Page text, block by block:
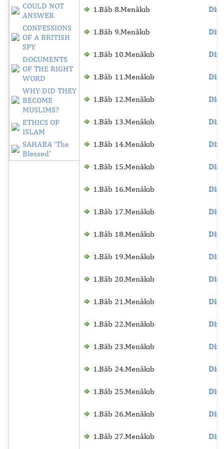
COULD NOT
ANSWER
CONFESSIONS
OF A BRITISH
SPY
DOCUMENTS
OF THE RIGHT
WORD
WHY DID THEY
BECOME
MUSLIMS?
ETHICS OF
ISLAM
SAHABA ‘The
Blessed’
1.Bâb 8.Menâkıb
1.Bâb 9.Menâkıb
1.Bâb 10.Menâkıb
1.Bâb 11.Menâkıb
1.Bâb 12.Menâkıb
1.Bâb 13.Menâkıb
1.Bâb 14.Menâkıb
1.Bâb 15.Menâkıb
1.Bâb 16.Menâkıb
1.Bâb 17.Menâkıb
1.Bâb 18.Menâkıb
1.Bâb 19.Menâkıb
1.Bâb 20.Menâkıb
1.Bâb 21.Menâkıb
1.Bâb 22.Menâkıb
1.Bâb 23.Menâkıb
1.Bâb 24.Menâkıb
1.Bâb 25.Menâkıb
1.Bâb 26.Menâkıb
1.Bâb 27.Menâkıb